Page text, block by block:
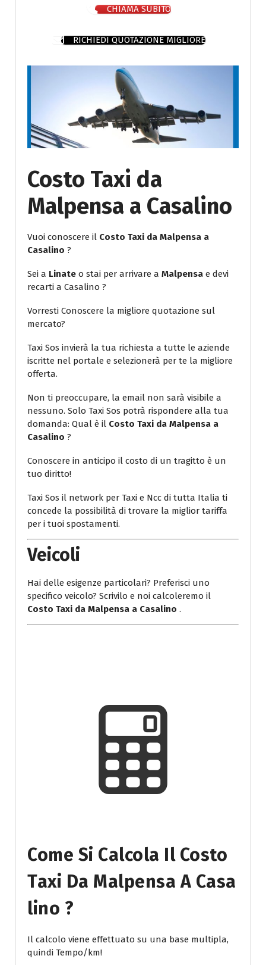
CHIAMA SUBITO
RICHIEDI QUOTAZIONE MIGLIORE
Costo Taxi da
Malpensa a Casalino
Vuoi conoscere il Costo Taxi da Malpensa a
Casalino ?
Sei a Linate o stai per arrivare a Malpensa e devi
recarti a Casalino ?
Vorresti Conoscere la migliore quotazione sul
mercato?
Taxi Sos invierà la tua richiesta a tutte le aziende
iscritte nel portale e selezionerà per te la migliore
offerta.
Non ti preoccupare, la email non sarà visibile a
nessuno. Solo Taxi Sos potrà rispondere alla tua
domanda: Qual è il Costo Taxi da Malpensa a
Casalino ?
Conoscere in anticipo il costo di un tragitto è un
tuo diritto!
Taxi Sos il network per Taxi e Ncc di tutta Italia ti
concede la possibilità di trovare la miglior tariffa
per i tuoi spostamenti.
Veicoli
Hai delle esigenze particolari? Preferisci uno
specifico veicolo? Scrivilo e noi calcoleremo il
Costo Taxi da Malpensa a Casalino .
Come Si Calcola Il Costo
Taxi Da Malpensa A Casa
Lino ?
Il calcolo viene effettuato su una base multipla,
quindi Tempo/km!